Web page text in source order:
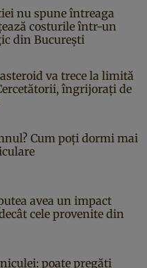
nu spune întreaga
costurile într-un
din București
va trece la limită
îngrijorați de
Cum poți dormi mai
avea un impact
cele provenite din
poate pregăti